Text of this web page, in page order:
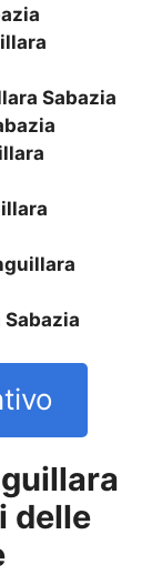
Sabazia
delle